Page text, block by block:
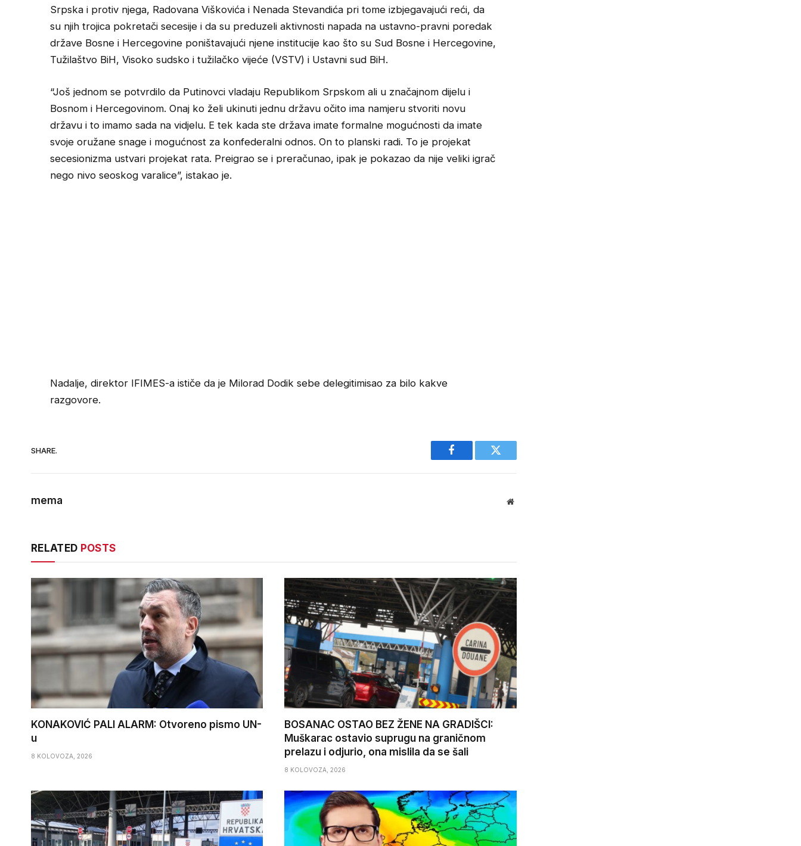
Srpska i protiv njega, Radovana Viškovića i Nenada Stevandića pri tome izbjegavajući reći, da
su njih trojica pokretači secesije i da su preduzeli aktivnosti napada na ustavno-pravni poredak
države Bosne i Hercegovine poništavajući njene institucije kao što su Sud Bosne i Hercegovine,
Tužilaštvo BiH, Visoko sudsko i tužilačko vijeće (VSTV) i Ustavni sud BiH.
“Još jednom se potvrdilo da Putinovci vladaju Republikom Srpskom ali u značajnom dijelu i
Bosnom i Hercegovinom. Onaj ko želi ukinuti jednu državu očito ima namjeru stvoriti novu
državu i to imamo sada na vidjelu. E tek kada ste država imate formalne mogućnosti da imate
svoje oružane snage i mogućnost za konfederalni odnos. On to planski radi. To je projekat
secesionizma ustvari projekat rata. Preigrao se i preračunao, ipak je pokazao da nije veliki igrač
nego nivo seoskog varalice”, istakao je.
Nadalje, direktor IFIMES-a ističe da je Milorad Dodik sebe delegitimisao za bilo kakve
razgovore.
SHARE.
Facebook Twitter
mema Website
RELATED POSTS
KONAKOVIĆ PALI ALARM: Otvoreno pismo UN-
u
8 KOLOVOZA, 2026
BOSANAC OSTAO BEZ ŽENE NA GRADIŠCI:
Muškarac ostavio suprugu na graničnom
prelazu i odjurio, ona mislila da se šali
8 KOLOVOZA, 2026